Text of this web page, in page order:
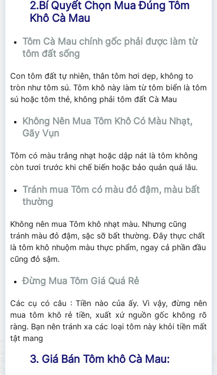
2.Bí Quyết Chọn Mua Đúng Tôm
Khô Cà Mau
Tôm Cà Mau chính gốc phải được làm từ
tôm đất sống
Con tôm đất tự nhiên, thân tôm hơi dẹp, không to
tròn như tôm sú. Tôm khô này làm từ tôm biển là tôm
sú hoặc tôm thẻ, không phải tôm đất Cà Mau
Không Nên Mua Tôm Khô Có Màu Nhạt,
Gãy Vụn
Tôm có màu trắng nhạt hoặc dập nát là tôm không
còn tươi trước khi chế biến hoặc bảo quản quá lâu.
Tránh mua Tôm có màu đỏ đậm, màu bất
thường
Không nên mua Tôm khô nhạt màu. Nhưng cũng
tránh màu đỏ đậm, sặc sỡ bất thường. Đây thực chất
là tôm khô nhuộm màu thực phẩm, ngay cả phần đầu
cũng đỏ sậm.
Đừng Mua Tôm Giá Quá Rẻ
Các cụ có câu : Tiền nào của ấy. Vì vậy, đừng nên
mua tôm khô rẻ tiền, xuất xứ nguồn gốc không rõ
ràng. Bạn nên tránh xa các loại tôm này khỏi tiền mất
tật mang
3. Giá Bán Tôm khô Cà Mau: